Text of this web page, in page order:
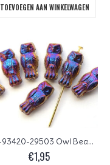
TOEVOEGEN AAN WINKELWAGEN
OWL-93420-29503 Owl Bead Opaque Red Full Sliperit 12 Pc.
€1,95